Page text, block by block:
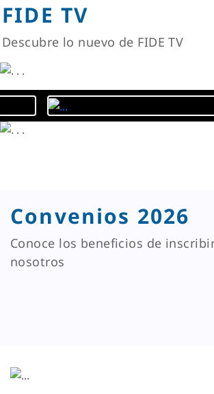
FIDE TV
Descubre lo nuevo de FIDE TV
Convenios 2026
Conoce los beneficios de
nosotros